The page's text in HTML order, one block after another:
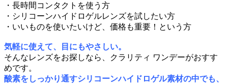
・長時間コンタクトを使う方
・シリコーンハイドロゲルレンズを試したい方
・いいものを使いたいけど、価格も重要！という方
気軽に使えて、目にもやさしい。
そんなレンズをお探しなら、クラリティ ワンデーがおすす
めです。
酸素をしっかり通すシリコーンハイドロゲル素材の中でも、